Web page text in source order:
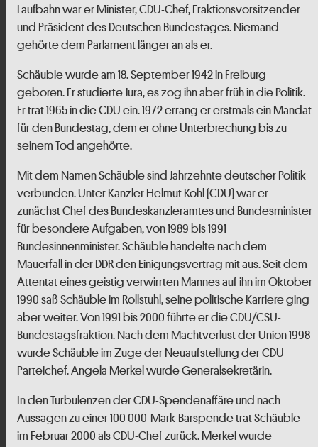
Laufbahn war er Minister, CDU-Chef, Fraktionsvorsitzender
und Präsident des Deutschen Bundestages. Niemand
gehörte dem Parlament länger an als er.
Schäuble wurde am 18. September 1942 in Freiburg
geboren. Er studierte Jura, es zog ihn aber früh in die Politik.
Er trat 1965 in die CDU ein. 1972 errang er erstmals ein Mandat
für den Bundestag, dem er ohne Unterbrechung bis zu
seinem Tod angehörte.
Mit dem Namen Schäuble sind Jahrzehnte deutscher Politik
verbunden. Unter Kanzler Helmut Kohl (CDU) war er
zunächst Chef des Bundeskanzleramtes und Bundesminister
für besondere Aufgaben, von 1989 bis 1991
Bundesinnenminister. Schäuble handelte nach dem
Mauerfall in der DDR den Einigungsvertrag mit aus. Seit dem
Attentat eines geistig verwirrten Mannes auf ihn im Oktober
1990 saß Schäuble im Rollstuhl, seine politische Karriere ging
aber weiter. Von 1991 bis 2000 führte er die CDU/CSU-
Bundestagsfraktion. Nach dem Machtverlust der Union 1998
wurde Schäuble im Zuge der Neuaufstellung der CDU
Parteichef. Angela Merkel wurde Generalsekretärin.
In den Turbulenzen der CDU-Spendenaffäre und nach
Aussagen zu einer 100 000-Mark-Barspende trat Schäuble
im Februar 2000 als CDU-Chef zurück. Merkel wurde